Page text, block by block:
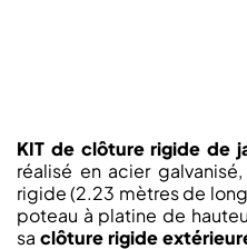
KIT de clôture rigide de
réalisé en acier
rigide (2.23 mètres de
poteau à platine de
sa clôture rigide